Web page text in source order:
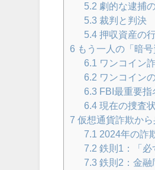
5.2 劇的な逮捕
5.3 裁判と判決
5.4 押収資産の
6 もう一人の「暗
6.1 ワンコイン
6.2 ワンコイン
6.3 FBI最重要指
6.4 現在の捜査
7 仮想通貨詐欺か
7.1 2024年の詐
7.2 鉄則1：「必
7.3 鉄則2：金融